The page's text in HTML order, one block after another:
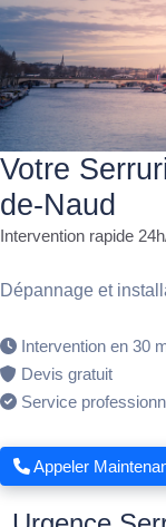
Votre
de-Naud
Intervention rapide
Dépannage et
Intervention en 30
Devis gratuit
Service
Appeler